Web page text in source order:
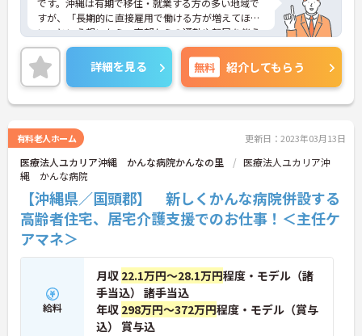
です。沖縄は有期で移住・就業する方の多い地域で
すが、「長期的に直接雇用で働ける方が増えてほし
い」という想いから、南部からの通勤や転居を伴う
入職の場合の補助の開始を予定しています。また、
人材育成体制や福利厚生が充実しており、働きやす
い職場づくりに力を入れている病院併設施設です！
【ワークライフバランスについて】残業は少なく、
ほぼ定時で終了しています。ワークライフバランス
っています。子育て中の方には勤務シフトも配慮
し、仕事と生活を両立できる環境です。※産休・育
休復帰率：100％
詳細を見る 無料 紹介してもらう
有料老人ホーム 更新日：2023年03月13日
医療法人ユカリア沖縄 かんな病院かんなの里
医療法人ユカリア沖
縄 かんな病院
【沖縄県／国頭郡】 新しくかんな病院併設する
高齢者住宅、居宅介護支援でのお仕事！＜主任ケ
アマネ＞
給料
月収 22.1万円～28.1万円程度・モデル（諸
手当込） 諸手当込
年収 298万円～372万円程度・モデル（賞与
込） 賞与込